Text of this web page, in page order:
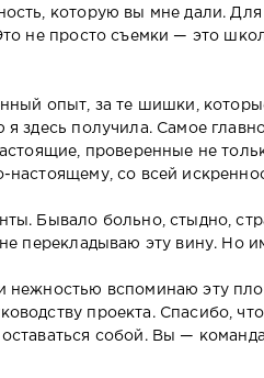
которую вы мне дали.
не просто съемки — это
опыт, за те шишки,
я здесь получила. Самое
проверенные не
со всей
Бывало больно, стыдно,
перекладываю эту вину. Но
нежностью вспоминаю эту
проекта. Спасибо,
собой. Вы —